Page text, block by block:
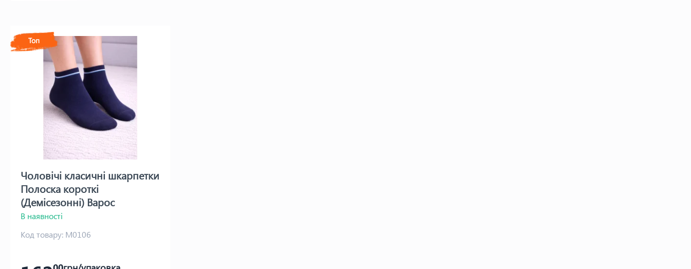
Топ
Чоловічі класичні шкарпетки
Полоска короткі
(Демісезонні) Варос
В наявності
Код товару: М0106